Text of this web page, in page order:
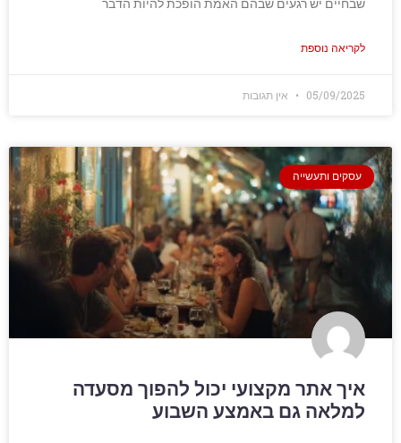
שבחיים יש רגעים שבהם האמת הופכת להיות הדבר
לקריאה נוספת
05/09/2025 אין תגובות
עסקים ותעשייה
איך אתר מקצועי יכול להפוך מסעדה
למלאה גם באמצע השבוע